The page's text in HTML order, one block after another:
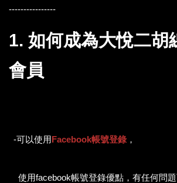
----------------
1. 如何成為大悅二胡
會員
-可以使用Facebook帳號登錄，
使用facebook帳號登錄優點，有任何問